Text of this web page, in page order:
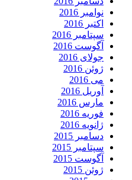
نوامبر 2016
اکتبر 2016
سپتامبر 2016
آگوست 2016
جولای 2016
ژوئن 2016
می 2016
آوریل 2016
مارس 2016
فوریه 2016
ژانویه 2016
دسامبر 2015
سپتامبر 2015
آگوست 2015
ژوئن 2015